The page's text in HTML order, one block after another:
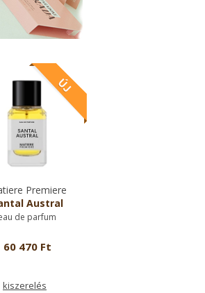
Premiere
Austral
de parfum
60 470 Ft
kiszerelés